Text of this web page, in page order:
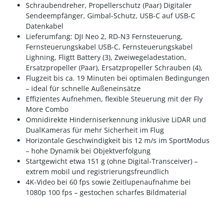
Schraubendreher, Propellerschutz (Paar) Digitaler
Sendeempfänger, Gimbal-Schutz, USB-C auf USB-C
Datenkabel
Lieferumfang: DJI Neo 2, RD-N3 Fernsteuerung,
Fernsteuerungskabel USB-C, Fernsteuerungskabel
Lighning, Fligtt Battery (3), Zweiwegeladestation,
Ersatzpropeller (Paar), Ersatzpropeller Schrauben (4),
Flugzeit bis ca. 19 Minuten bei optimalen Bedingungen
– ideal für schnelle Außeneinsätze
Effizientes Aufnehmen, flexible Steuerung mit der Fly
More Combo
Omnidirekte Hinderniserkennung inklusive LiDAR und
Dual­Kameras für mehr Sicherheit im Flug
Horizontale Geschwindigkeit bis 12 m/s im Sport­Modus
– hohe Dynamik bei Objektverfolgung
Startgewicht etwa 151 g (ohne Digital-Transceiver) –
extrem mobil und registrierungsfreundlich
4K-Video bei 60 fps sowie Zeitlupenaufnahme bei
1080p 100 fps – gestochen scharfes Bildmaterial